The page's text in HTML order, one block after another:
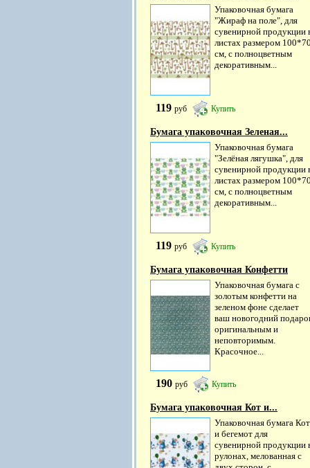
Упаковочная бумага
"Жираф на поле", для
сувенирной продукции
листах размером
см, с полноцветным
декоративным...
119 руб Купить
Бумага упаковочная Зеленая...
Упаковочная бумага
"Зелёная лягушка", для
сувенирной продукции
листах размером
см, с полноцветным
декоративным...
119 руб Купить
Бумага упаковочная Конфетти
Упаковочная бумага с
золотым конфетти на
зеленом фоне сделает
ваш новогодний
оригинальным и
неповторимым.
Красочное...
190 руб Купить
Бумага упаковочная Кот и...
Упаковочная бумага Кот
и бегемот для
сувенирной продукции
рулонах, мелованная с